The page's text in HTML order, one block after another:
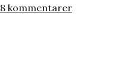
den
8 kommentarertill